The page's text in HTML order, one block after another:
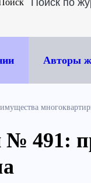
Авторы
№ 491: